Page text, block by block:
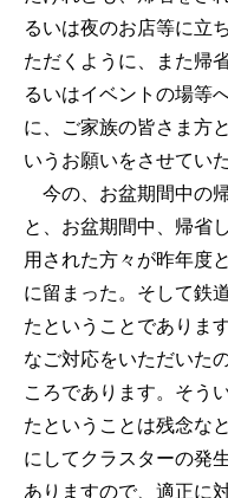
るいは夜のお店等に立
ただくように、また帰
るいはイベントの場等
に、ご家族の皆さま方
いうお願いをさせてい
今の、お盆期間中の
と、お盆期間中、帰省
用された方々が昨年度
に留まった。そして鉄
たということでありま
なご対応をいただいた
ころであります。そう
たということは残念な
にしてクラスターの発
ありますので、適正に